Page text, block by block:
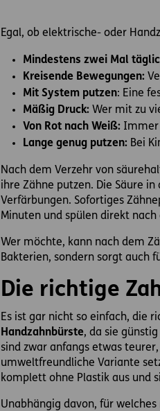
Egal, ob elektrische- oder
Mindestens zwei Mal
Kreisende Bewegungen:
Mit System putzen: Eine
Mäßig Druck: Wer mit zu
Von Rot nach Weiß: Immer
Lange genug putzen: Bei
Nach dem Verzehr von
ihre Zähne putzen. Die Säure
Verfärbungen. Sofortiges
Minuten und spülen direkt nach
Wer möchte, kann nach dem
Bakterien, sondern sorgt auch
Die richtige
Es ist gar nicht so einfach, die
Handzahnbürste, da sie
sind zwar anfangs etwas
umweltfreundliche Variante
komplett ohne Plastik aus und
Unabhängig davon, für